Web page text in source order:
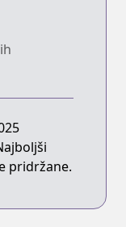
pridržane.